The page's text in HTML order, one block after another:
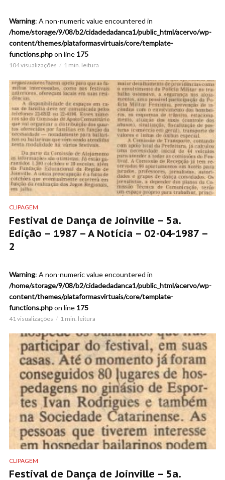
Warning: A non-numeric value encountered in
/home/storage/9/08/b2/cidadedadanca1/public_html/acervo/wp-
content/themes/plataformasvirtuais/core/template-
functions.phpon line 175
104 visualizações 1 min. leitura
CLIPAGEM
Festival de Dança de Joinville – 5a.
Edição – 1987 – A Notícia – 02-04-1987 –
2
Warning: A non-numeric value encountered in
/home/storage/9/08/b2/cidadedadanca1/public_html/acervo/wp-
content/themes/plataformasvirtuais/core/template-
functions.phpon line 175
41 visualizações 1 min. leitura
CLIPAGEM
Festival de Dança de Joinville – 5a.